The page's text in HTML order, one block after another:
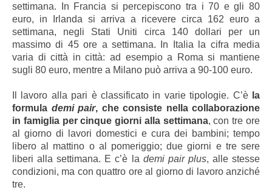
settimana. In Francia si percepiscono tra i 70 e gli 80
euro, in Irlanda si arriva a ricevere circa 162 euro a
settimana, negli Stati Uniti circa 140 dollari per un
massimo di 45 ore a settimana. In Italia la cifra media
varia di città in città: ad esempio a Roma si mantiene
sugli 80 euro, mentre a Milano può arriva a 90-100 euro.
Il lavoro alla pari è classificato in varie tipologie. C’èla
formula demi pair, che consiste nella collaborazione
in famiglia per cinque giorni alla settimana, con tre ore
al giorno di lavori domestici e cura dei bambini; tempo
libero al mattino o al pomeriggio; due giorni e tre sere
liberi alla settimana. E c’è la demi pair plus, alle stesse
condizioni, ma con quattro ore al giorno di lavoro anziché
tre.